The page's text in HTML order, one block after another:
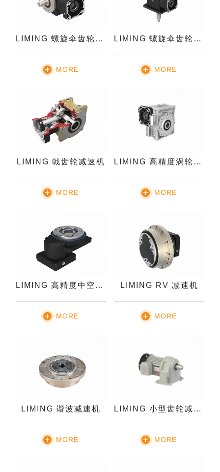
LIMING 螺旋伞齿轮减速机
MORE
LIMING 螺旋伞齿轮减速机-升降
MORE
LIMING 戟齿轮减速机
MORE
LIMING 高精度涡轮蜗杆减速机
MORE
LIMING 高精度中空旋转平台减速机
MORE
LIMING RV 减速机
MORE
LIMING 谐波减速机
MORE
LIMING 小型齿轮减速机
MORE